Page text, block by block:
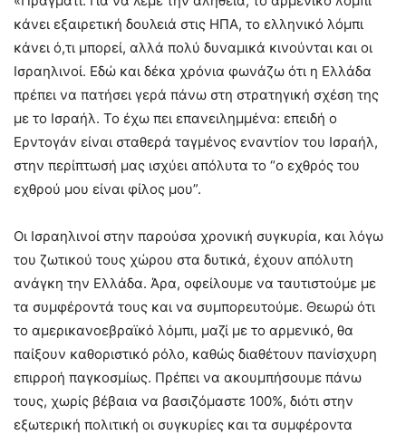
κάνει εξαιρετική δουλειά στις ΗΠΑ, το ελληνικό λόμπι
κάνει ό,τι μπορεί, αλλά πολύ δυναμικά κινούνται και οι
Ισραηλινοί. Εδώ και δέκα χρόνια φωνάζω ότι η Ελλάδα
πρέπει να πατήσει γερά πάνω στη στρατηγική σχέση της
με το Ισραήλ. Το έχω πει επανειλημμένα: επειδή ο
Ερντογάν είναι σταθερά ταγμένος εναντίον του Ισραήλ,
στην περίπτωσή μας ισχύει απόλυτα το “ο εχθρός του
εχθρού μου είναι φίλος μου”.
Οι Ισραηλινοί στην παρούσα χρονική συγκυρία, και λόγω
του ζωτικού τους χώρου στα δυτικά, έχουν απόλυτη
ανάγκη την Ελλάδα. Άρα, οφείλουμε να ταυτιστούμε με
τα συμφέροντά τους και να συμπορευτούμε. Θεωρώ ότι
το αμερικανοεβραϊκό λόμπι, μαζί με το αρμενικό, θα
παίξουν καθοριστικό ρόλο, καθώς διαθέτουν πανίσχυρη
επιρροή παγκοσμίως. Πρέπει να ακουμπήσουμε πάνω
τους, χωρίς βέβαια να βασιζόμαστε 100%, διότι στην
εξωτερική πολιτική οι συγκυρίες και τα συμφέροντα